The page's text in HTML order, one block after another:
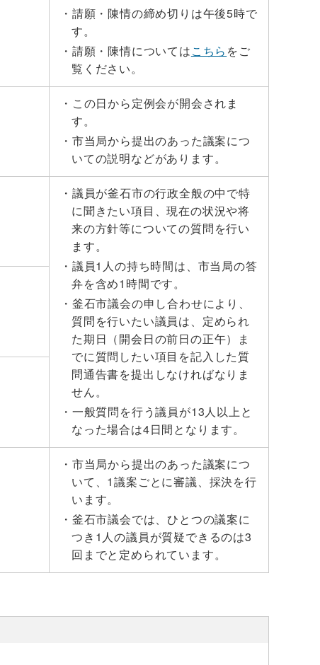
請願・陳情の締め切りは午後5時で
す。
請願・陳情についてはこちら をご
覧ください。
この日から定例会が開会されま
す。
市当局から提出のあった議案につ
いての説明などがあります。
議員が釜石市の行政全般の中で特
に聞きたい項目、現在の状況や将
来の方針等についての質問を行い
ます。
議員1人の持ち時間は、市当局の答
弁を含め1時間です。
釜石市議会の申し合わせにより、
質問を行いたい議員は、定められ
た期日（開会日の前日の正午）ま
でに質問したい項目を記入した質
問通告書を提出しなければなりま
せん。
一般質問を行う議員が13人以上と
なった場合は4日間となります。
市当局から提出のあった議案につ
いて、1議案ごとに審議、採決を行
います。
釜石市議会では、ひとつの議案に
つき1人の議員が質疑できるのは3
回までと定められています。